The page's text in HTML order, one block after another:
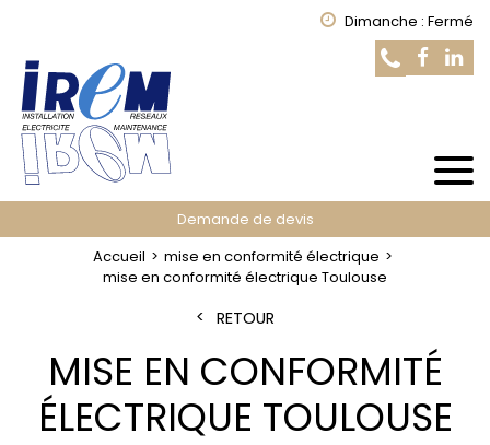
Dimanche : Fermé
Demande de devis
Accueil
mise en conformité électrique
mise en conformité électrique Toulouse
RETOUR
MISE EN CONFORMITÉ
ÉLECTRIQUE TOULOUSE